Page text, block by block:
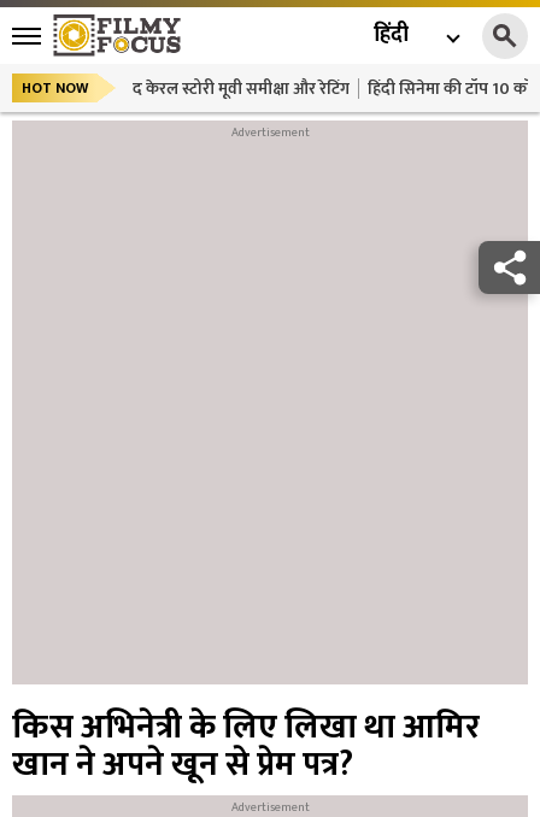
हिंदी
HOT NOW द केरल स्टोरी मूवी समीक्षा और रेटिंग हिंदी सिनेमा की टॉप 10
किस अभिनेत्री के लिए लिखा था आमिर
खान ने अपने खून से प्रेम पत्र?